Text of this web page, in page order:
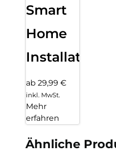
Smart
Home
Installation
ab 29,99 €
inkl. MwSt.
Mehr
erfahren
Ähnliche